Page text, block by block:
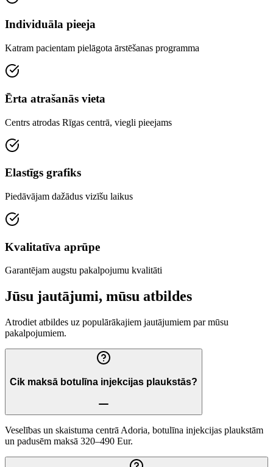
Individuāla pieeja
Katram pacientam pielāgota ārstēšanas programma
Ērta atrašanās vieta
Centrs atrodas Rīgas centrā, viegli pieejams
Elastīgs grafiks
Piedāvājam dažādus vizīšu laikus
Kvalitatīva aprūpe
Garantējam augstu pakalpojumu kvalitāti
Jūsu jautājumi, mūsu atbildes
Atrodiet atbildes uz populārākajiem jautājumiem par mūsu
pakalpojumiem.
Cik maksā botulīna injekcijas plaukstās?
Veselības un skaistuma centrā Adoria, botulīna injekcijas plaukstām
un padusēm maksā 320–490 Eur.